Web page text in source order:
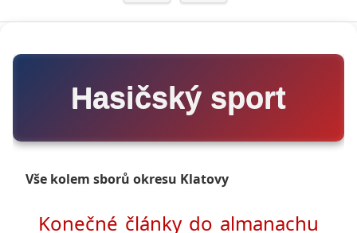
Hasičský sport
Vše kolem sborů okresu Klatovy
Konečné články do almanachu